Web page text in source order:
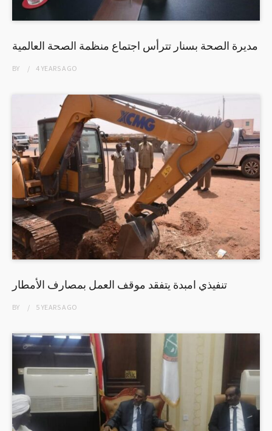
مديرة الصحة بسنار تترأس اجتماع منظمة الصحة العالمية
BY 4 YEARSAGO
تنفيذي امبدة يتفقد موقف العمل بمصارف الأمطار
BY 5 YEARSAGO